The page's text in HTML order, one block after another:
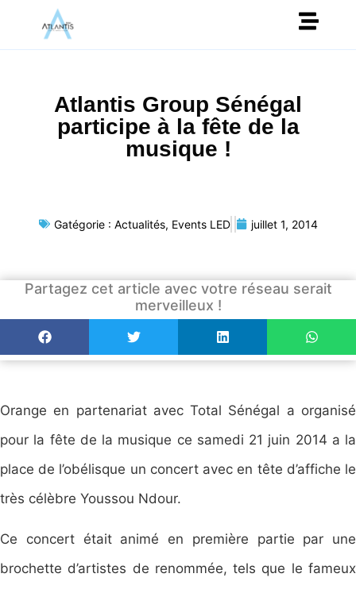
Atlantis Group Sénégal
participe à la fête de la
musique !
Gatégorie : Actualités, Events LED juillet 1, 2014
Partagez cet article avec votre réseau serait
merveilleux !
Orange en partenariat avec Total Sénégal a organisé
pour la fête de la musique ce samedi 21 juin 2014 a la
place de l’obélisque un concert avec en tête d’affiche le
très célèbre Youssou Ndour.
Ce concert était animé en première partie par une
brochette d’artistes de renommée, tels que le fameux